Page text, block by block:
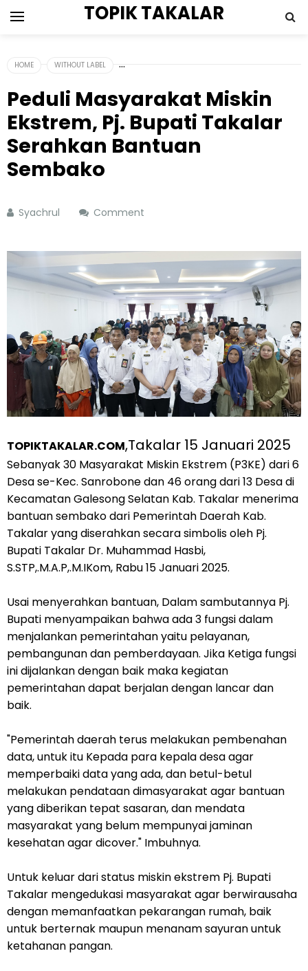
TOPIK TAKALAR
HOME WITHOUT LABEL
Peduli Masyarakat Miskin
Ekstrem, Pj. Bupati Takalar
Serahkan Bantuan
Sembako
Syachrul Comment
TOPIKTAKALAR.COM,Takalar 15 Januari 2025
Sebanyak 30 Masyarakat Miskin Ekstrem (P3KE) dari 6
Desa se-Kec. Sanrobone dan 46 orang dari 13 Desa di
Kecamatan Galesong Selatan Kab. Takalar menerima
bantuan sembako dari Pemerintah Daerah Kab.
Takalar yang diserahkan secara simbolis oleh Pj.
Bupati Takalar Dr. Muhammad Hasbi,
S.STP,.M.A.P,.M.IKom, Rabu 15 Januari 2025.
Usai menyerahkan bantuan, Dalam sambutannya Pj.
Bupati menyampaikan bahwa ada 3 fungsi dalam
menjalankan pemerintahan yaitu pelayanan,
pembangunan dan pemberdayaan. Jika Ketiga fungsi
ini dijalankan dengan baik maka kegiatan
pemerintahan dapat berjalan dengan lancar dan
baik.
"Pemerintah daerah terus melakukan pembenahan
data, untuk itu Kepada para kepala desa agar
memperbaiki data yang ada, dan betul-betul
melakukan pendataan dimasyarakat agar bantuan
yang diberikan tepat sasaran, dan mendata
masyarakat yang belum mempunyai jaminan
kesehatan agar dicover." Imbuhnya.
Untuk keluar dari status miskin ekstrem Pj. Bupati
Takalar mengedukasi masyarakat agar berwirausaha
dengan memanfaatkan pekarangan rumah, baik
untuk berternak maupun menanam sayuran untuk
ketahanan pangan.